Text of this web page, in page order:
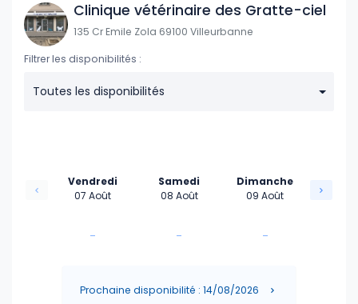
Clinique vétérinaire des Gratte-ciel
135 Cr Emile Zola 69100 Villeurbanne
Filtrer les disponibilités :
Toutes les disponibilités
Vendredi
07 Août
-
Samedi
08 Août
-
Dimanche
09 Août
-
Prochaine disponibilité : 14/08/2026